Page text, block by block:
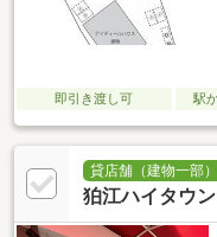
即引き渡し可 駅
貸店舗（建物一部）
狛江ハイタウ